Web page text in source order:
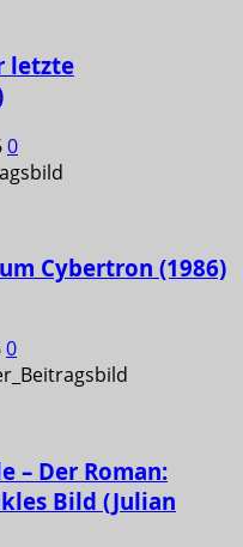
letzte
0
Cybertron (1986)
0
– Der Roman:
Bild (Julian